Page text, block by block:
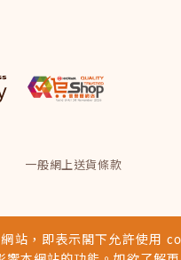
一般網上送貨條款
站，即表示閣下允許使用